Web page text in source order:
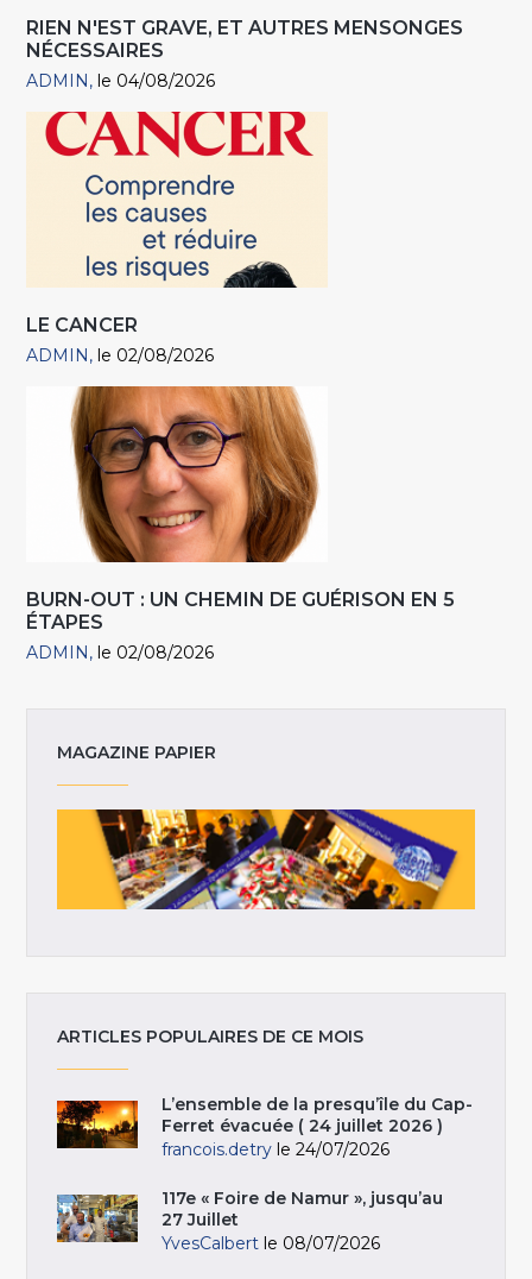
RIEN N'EST GRAVE, ET AUTRES MENSONGES
NÉCESSAIRES
ADMIN le 04/08/2026
LE CANCER
ADMIN le 02/08/2026
BURN-OUT : UN CHEMIN DE GUÉRISON EN 5
ÉTAPES
ADMIN le 02/08/2026
MAGAZINE PAPIER
ARTICLES POPULAIRES DE CE MOIS
L’ensemble de la presqu’île du Cap-
Ferret évacuée ( 24 juillet 2026 )
francois.detry le 24/07/2026
117e « Foire de Namur », jusqu’au
27 Juillet
YvesCalbert le 08/07/2026